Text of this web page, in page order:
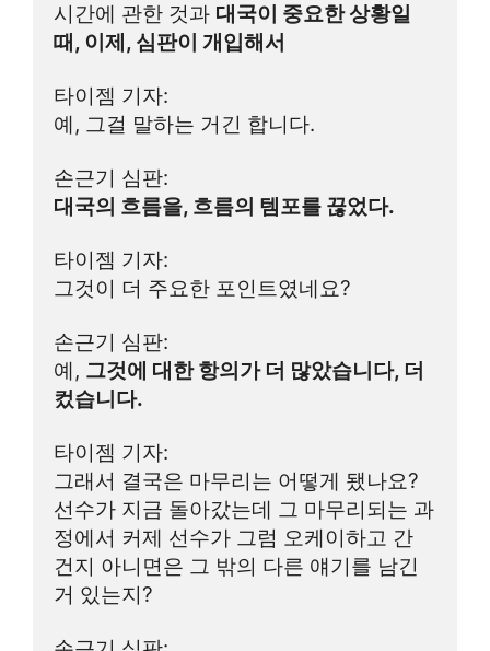
시간에 관한 것과 대국이 중요한 상황일
때, 이제, 심판이 개입해서
타이젬 기자:
예, 그걸 말하는 거긴 합니다.
손근기 심판:
대국의 흐름을, 흐름의 템포를 끊었다.
타이젬 기자:
그것이 더 주요한 포인트였네요?
손근기 심판:
예, 그것에 대한 항의가 더 많았습니다, 더
컸습니다.
타이젬 기자:
그래서 결국은 마무리는 어떻게 됐나요?
선수가 지금 돌아갔는데 그 마무리되는 과
정에서 커제 선수가 그럼 오케이하고 간
건지 아니면은 그 밖의 다른 얘기를 남긴
거 있는지?